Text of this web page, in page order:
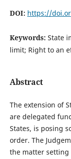
DOI: https://
Keywords: State
limit; Right to an
Abstract
The extension of
are delegated
States, is posing
order. The
the matter